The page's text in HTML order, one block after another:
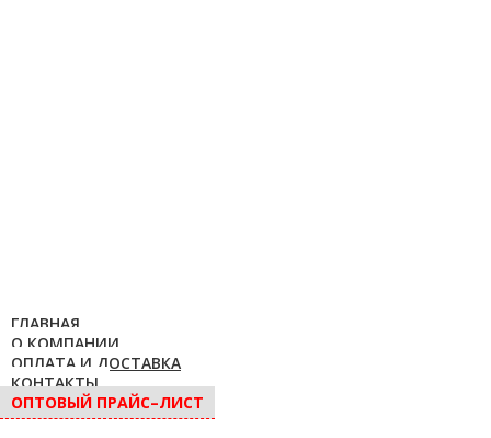
ГЛАВНАЯ
О КОМПАНИИ
ОПЛАТА И ДОСТАВКА
КОНТАКТЫ
ОПТОВЫЙ ПРАЙС–ЛИСТ